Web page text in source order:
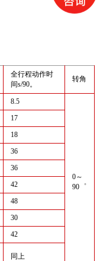
全行程动作时
间s/90。
转角
8.5
0～
90゜
17
18
36
36
42
48
30
42
同上